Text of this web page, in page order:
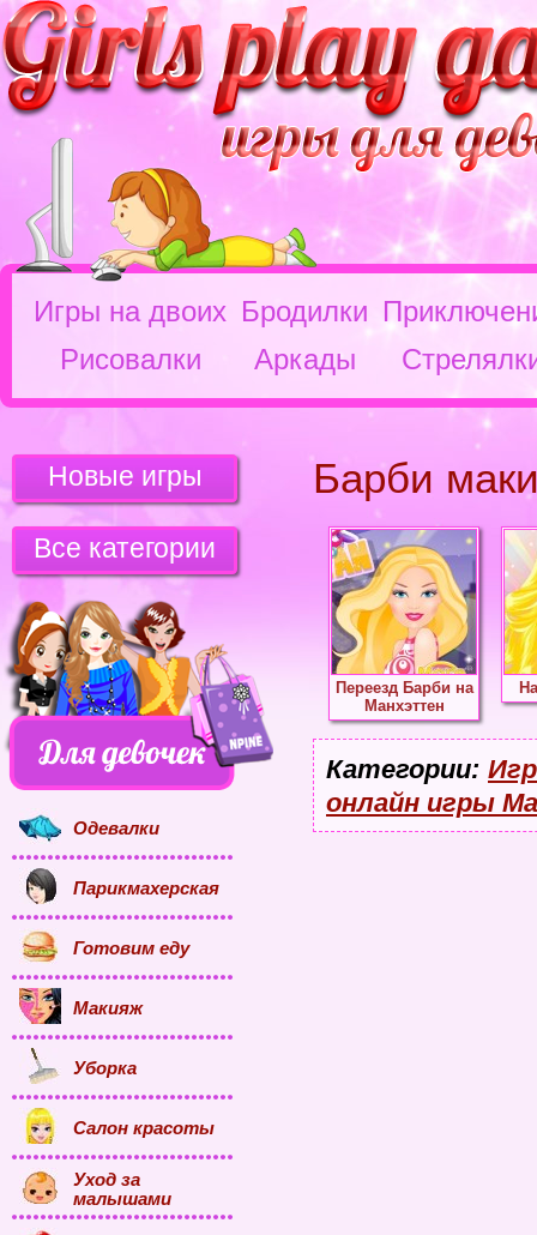
Игры на двоих Бродилки
Рисовалки
Аркады
Барби
Переезд Барби на
Манхэттен
Категории:
онлайн игры
Новые игры
Все категории
Одевалки
Парикмахерская
Готовим еду
Макияж
Уборка
Салон красоты
Уход за
малышами